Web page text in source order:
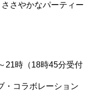
さやかなパーティー
21時（18時45分受付
コラボレーション